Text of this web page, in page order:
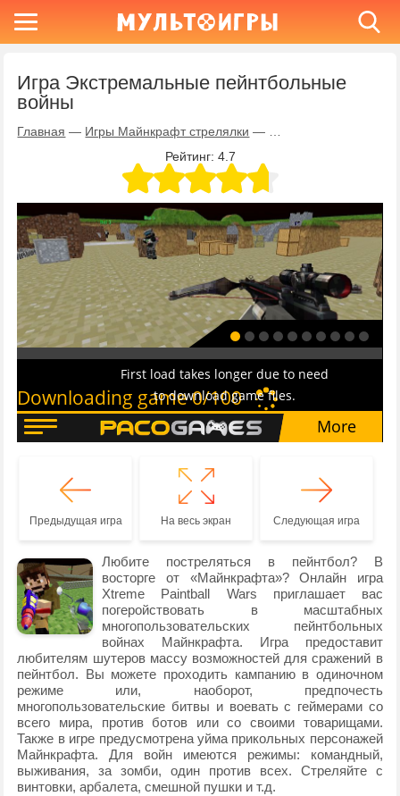
Игра Экстремальные пейнтбольные
войны
Главная — Игры Майнкрафт стрелялки —
Рейтинг: 4.7
Предыдущая игра На весь экран Следующая игра
Любите постреляться в пейнтбол? В
восторге от «Майнкрафта»? Онлайн игра
Xtreme Paintball Wars приглашает вас
погеройствовать в масштабных
многопользовательских пейнтбольных
войнах Майнкрафта. Игра предоставит
любителям шутеров массу возможностей для сражений в
пейнтбол. Вы можете проходить кампанию в одиночном
режиме или, наоборот, предпочесть
многопользовательские битвы и воевать с геймерами со
всего мира, против ботов или со своими товарищами.
Также в игре предусмотрена уйма прикольных персонажей
Майнкрафта. Для войн имеются режимы: командный,
выживания, за зомби, один против всех. Стреляйте с
винтовки, арбалета, смешной пушки и т.д.